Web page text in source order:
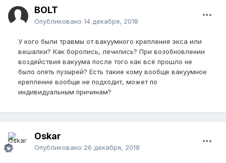
BOLT
Опубликовано 14 декабря, 2018
У кого были травмы от вакуумного крепления экса или
вешалки? Как боролись, лечились? При возобновлении
воздействия вакуума после того как всё прошло не
было опять пузырей? Есть такие кому вообще вакуумное
крепление вообще не подходит, может по
индивидуальным причинам?
Oskar
Опубликовано 26 декабря, 2018